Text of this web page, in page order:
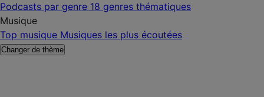
Podcasts par genre 18 genres thématiques
Musique
Top musique Musiques les plus écoutées
Changer de thème